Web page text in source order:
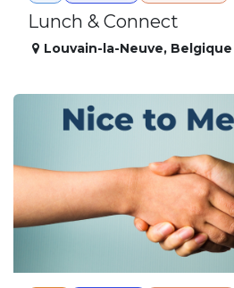
Lunch & Connect
Louvain-la-Neuve, Belgique